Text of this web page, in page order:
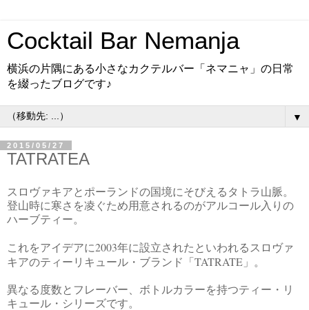
Cocktail Bar Nemanja
横浜の片隅にある小さなカクテルバー「ネマニャ」の日常
を綴ったブログです♪
▼
2015/05/27
TATRATEA
スロヴァキアとポーランドの国境にそびえるタトラ山脈。
登山時に寒さを凌ぐため用意されるのがアルコール入りの
ハーブティー。
これをアイデアに2003年に設立されたといわれるスロヴァ
キアのティーリキュール・ブランド「 TATRATE 」。
異なる度数とフレーバー、ボトルカラーを持つティー・リ
キュール・シリーズです。